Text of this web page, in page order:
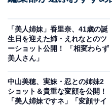
「美人姉妹」香里奈、41歳の誕
生日を迎えた姉・えれなとのツ
ーショット公開！ 「相変わらず
美人さん」
中山美穂、実妹・忍との姉妹2
ショット＆貴重な変顔を公開！
「美人姉妹ですネ」「変顔サイ